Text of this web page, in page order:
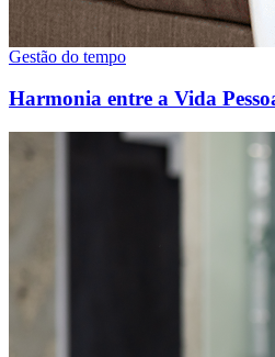
Gestão do tempo
Harmonia entre a Vida